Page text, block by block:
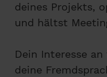
deines Projekts,
und hältst
Dein Interesse
deine